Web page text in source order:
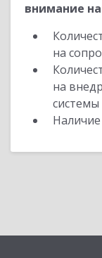
внимание
на
на